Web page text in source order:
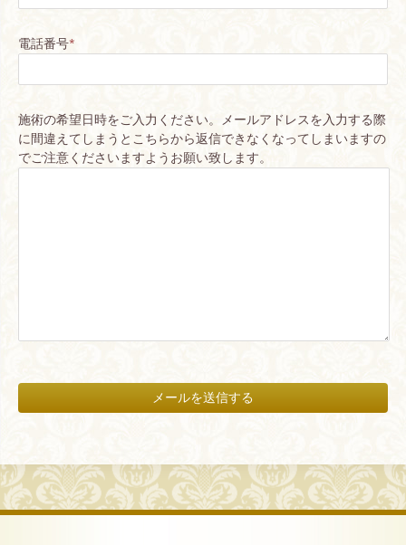
電話番号*
施術の希望日時をご入力ください。メールアドレスを入力する際
に間違えてしまうとこちらから返信できなくなってしまいますの
でご注意くださいますようお願い致します。